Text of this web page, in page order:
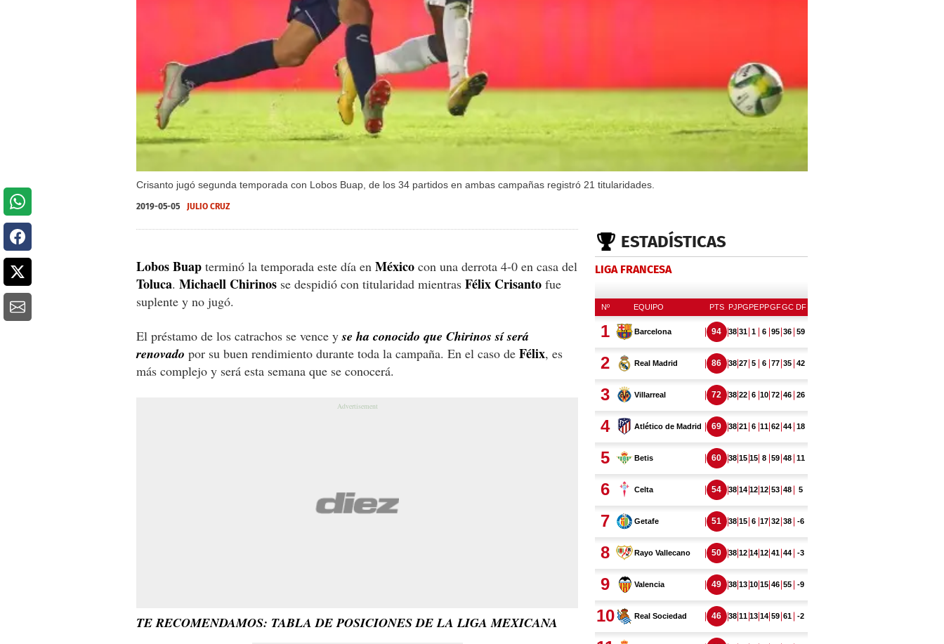
Crisanto jugó segunda temporada con Lobos Buap, de los 34 partidos en ambas campañas registró 21 titularidades.
2019-05-05 JULIO CRUZ
Lobos Buap terminó la temporada este día en México con una derrota 4-0 en casa del
Toluca. Michaell Chirinos se despidió con titularidad mientras Félix Crisanto fue
suplente y no jugó.
El préstamo de los catrachos se vence yse ha conocido que Chirinos sí será
renovado por su buen rendimiento durante toda la campaña. En el caso de Félix, es
más complejo y será esta semana que se conocerá.
TE RECOMENDAMOS: TABLA DE POSICIONES DE LA LIGA MEXICANA
ESTADÍSTICAS
LIGA FRANCESA